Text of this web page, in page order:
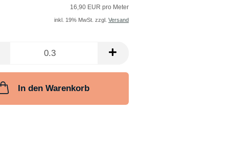
16,90 EUR pro Meter
inkl. 19% MwSt. zzgl. Versand
In den Warenkorb